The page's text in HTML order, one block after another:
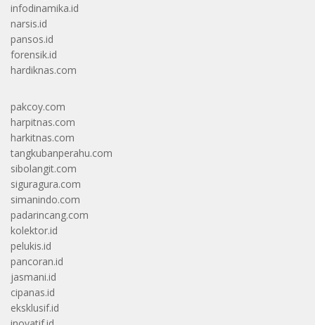
infodinamika.id
narsis.id
pansos.id
forensik.id
hardiknas.com
pakcoy.com
harpitnas.com
harkitnas.com
tangkubanperahu.com
sibolangit.com
siguragura.com
simanindo.com
padarincang.com
kolektor.id
pelukis.id
pancoran.id
jasmani.id
cipanas.id
eksklusif.id